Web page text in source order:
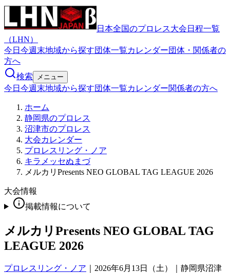
日本全国のプロレス大会日程一覧
（LHN）
今日 今週末地域から探す団体一覧カレンダー団体・関係者の
方へ
検索
メニュー
今日 今週末地域から探す団体一覧カレンダー関係者の方へ
ホーム
静岡県のプロレス
沼津市のプロレス
大会カレンダー
プロレスリング・ノア
キラメッセぬまづ
メルカリPresents NEO GLOBAL TAG LEAGUE 2026
大会情報
掲載情報について
メルカリPresents NEO GLOBAL TAG
LEAGUE 2026
プロレスリング・ノア
2026年6月13日（土）｜静岡県沼津